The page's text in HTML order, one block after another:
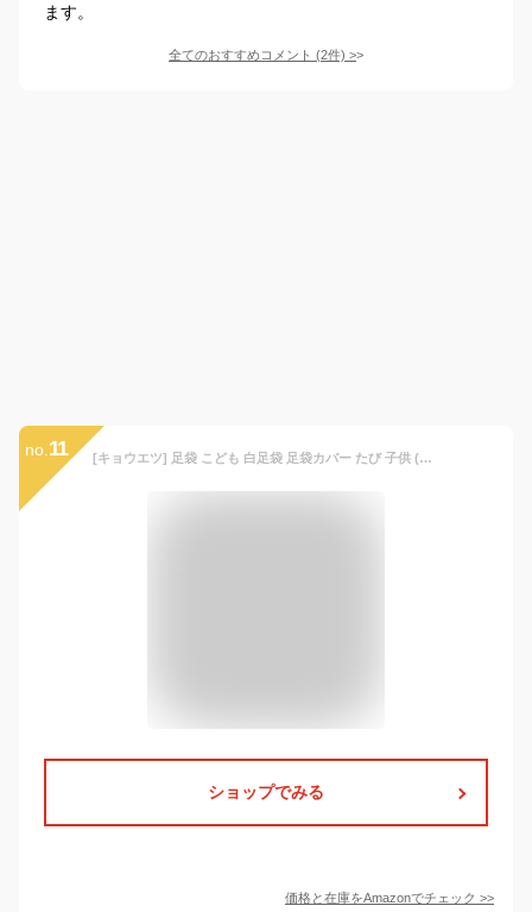
ます。
全てのおすすめコメント (2件) >
no. 11 [キョウエツ] 足袋 こども 白足袋 足袋カバー たび 子供 (15-16cm)
ショップでみる
価格と在庫をAmazonでチェック >>